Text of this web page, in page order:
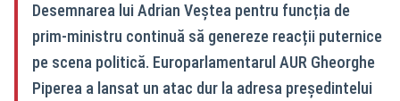
Desemnarea lui Adrian Veștea pentru funcția de
prim-ministru continuă să genereze reacții puternice
pe scena politică. Europarlamentarul AUR Gheorghe
Piperea a lansat un atac dur la adresa președintelui